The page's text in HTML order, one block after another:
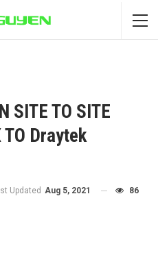
SITE TO SITE
Draytek
Updated Aug 5, 2021 86